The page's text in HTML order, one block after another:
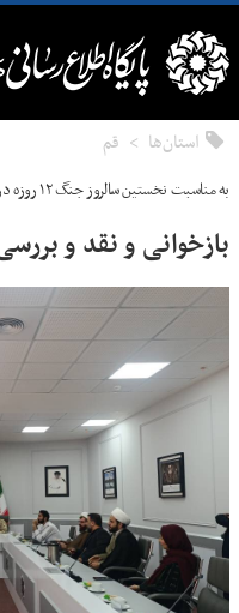
استان‌ها قم
به مناسبت نخستین سالروز جنگ ۱۲ روزه در قم برگزار شد؛
بازخوانی و نقد و